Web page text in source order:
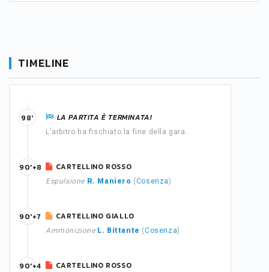
TIMELINE
LA PARTITA È TERMINATA!
L'arbitro ha fischiato la fine della gara.
98'
CARTELLINO ROSSO
Espulsione R. Maniero (Cosenza)
90'+8
CARTELLINO GIALLO
Ammonizione L. Bittante (Cosenza)
90'+7
CARTELLINO ROSSO
90'+4